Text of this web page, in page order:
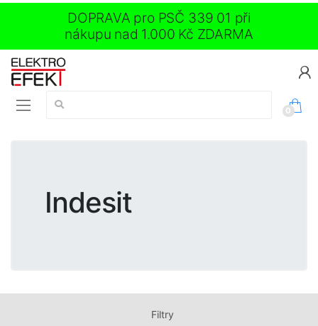
DOPRAVA pro PSČ 339 01 při
nákupu nad 1.000 Kč ZDARMA
Vyhledávání:
0
Indesit
Filtry